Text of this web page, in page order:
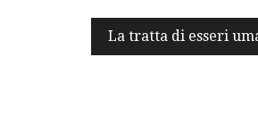
Navigazione
articoli
La tratta di esseri